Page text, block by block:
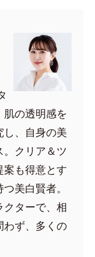
の透明感を
し、自身の美
クリア＆ツ
案も得意とす
美白賢者。
ターで、相
わず、多くの